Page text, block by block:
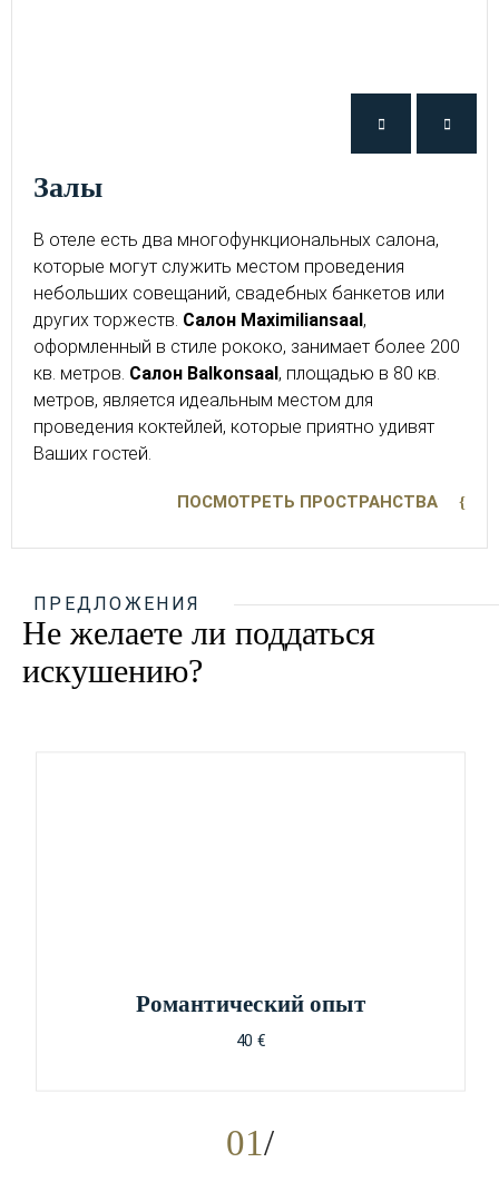
Залы
В отеле есть два многофункциональных салона,
которые могут служить местом проведения
небольших совещаний, свадебных банкетов или
других торжеств. Салон Maximiliansaal,
оформленный в стиле рококо, занимает более 200
кв. метров. Салон Balkonsaal, площадью в 80 кв.
метров, является идеальным местом для
проведения коктейлей, которые приятно удивят
Ваших гостей.
ПОСМОТРЕТЬ ПРОСТРАНСТВА
ПРЕДЛОЖЕНИЯ
Не желаете ли поддаться
искушению?
01
Pомантический опыт
40 €